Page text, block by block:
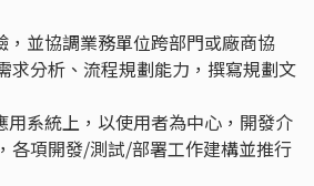
，並協調業務單位跨部門或廠商協
求分析、流程規劃能力，撰寫規劃文
用系統上，以使用者為中心，開發介
各項開發/測試/部署工作建構並推行